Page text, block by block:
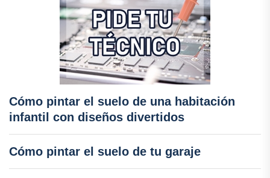
Cómo pintar el suelo de una habitación
infantil con diseños divertidos
Cómo pintar el suelo de tu garaje